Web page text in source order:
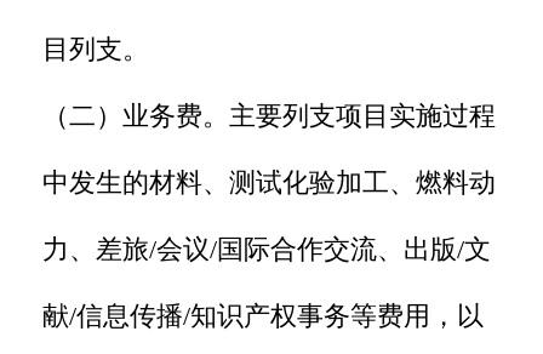
目列支。
（二）业务费。主要列支项目实施过程
中发生的材料、测试化验加工、燃料动
力、差旅/会议/国际合作交流、出版/文
献/信息传播/知识产权事务等费用，以